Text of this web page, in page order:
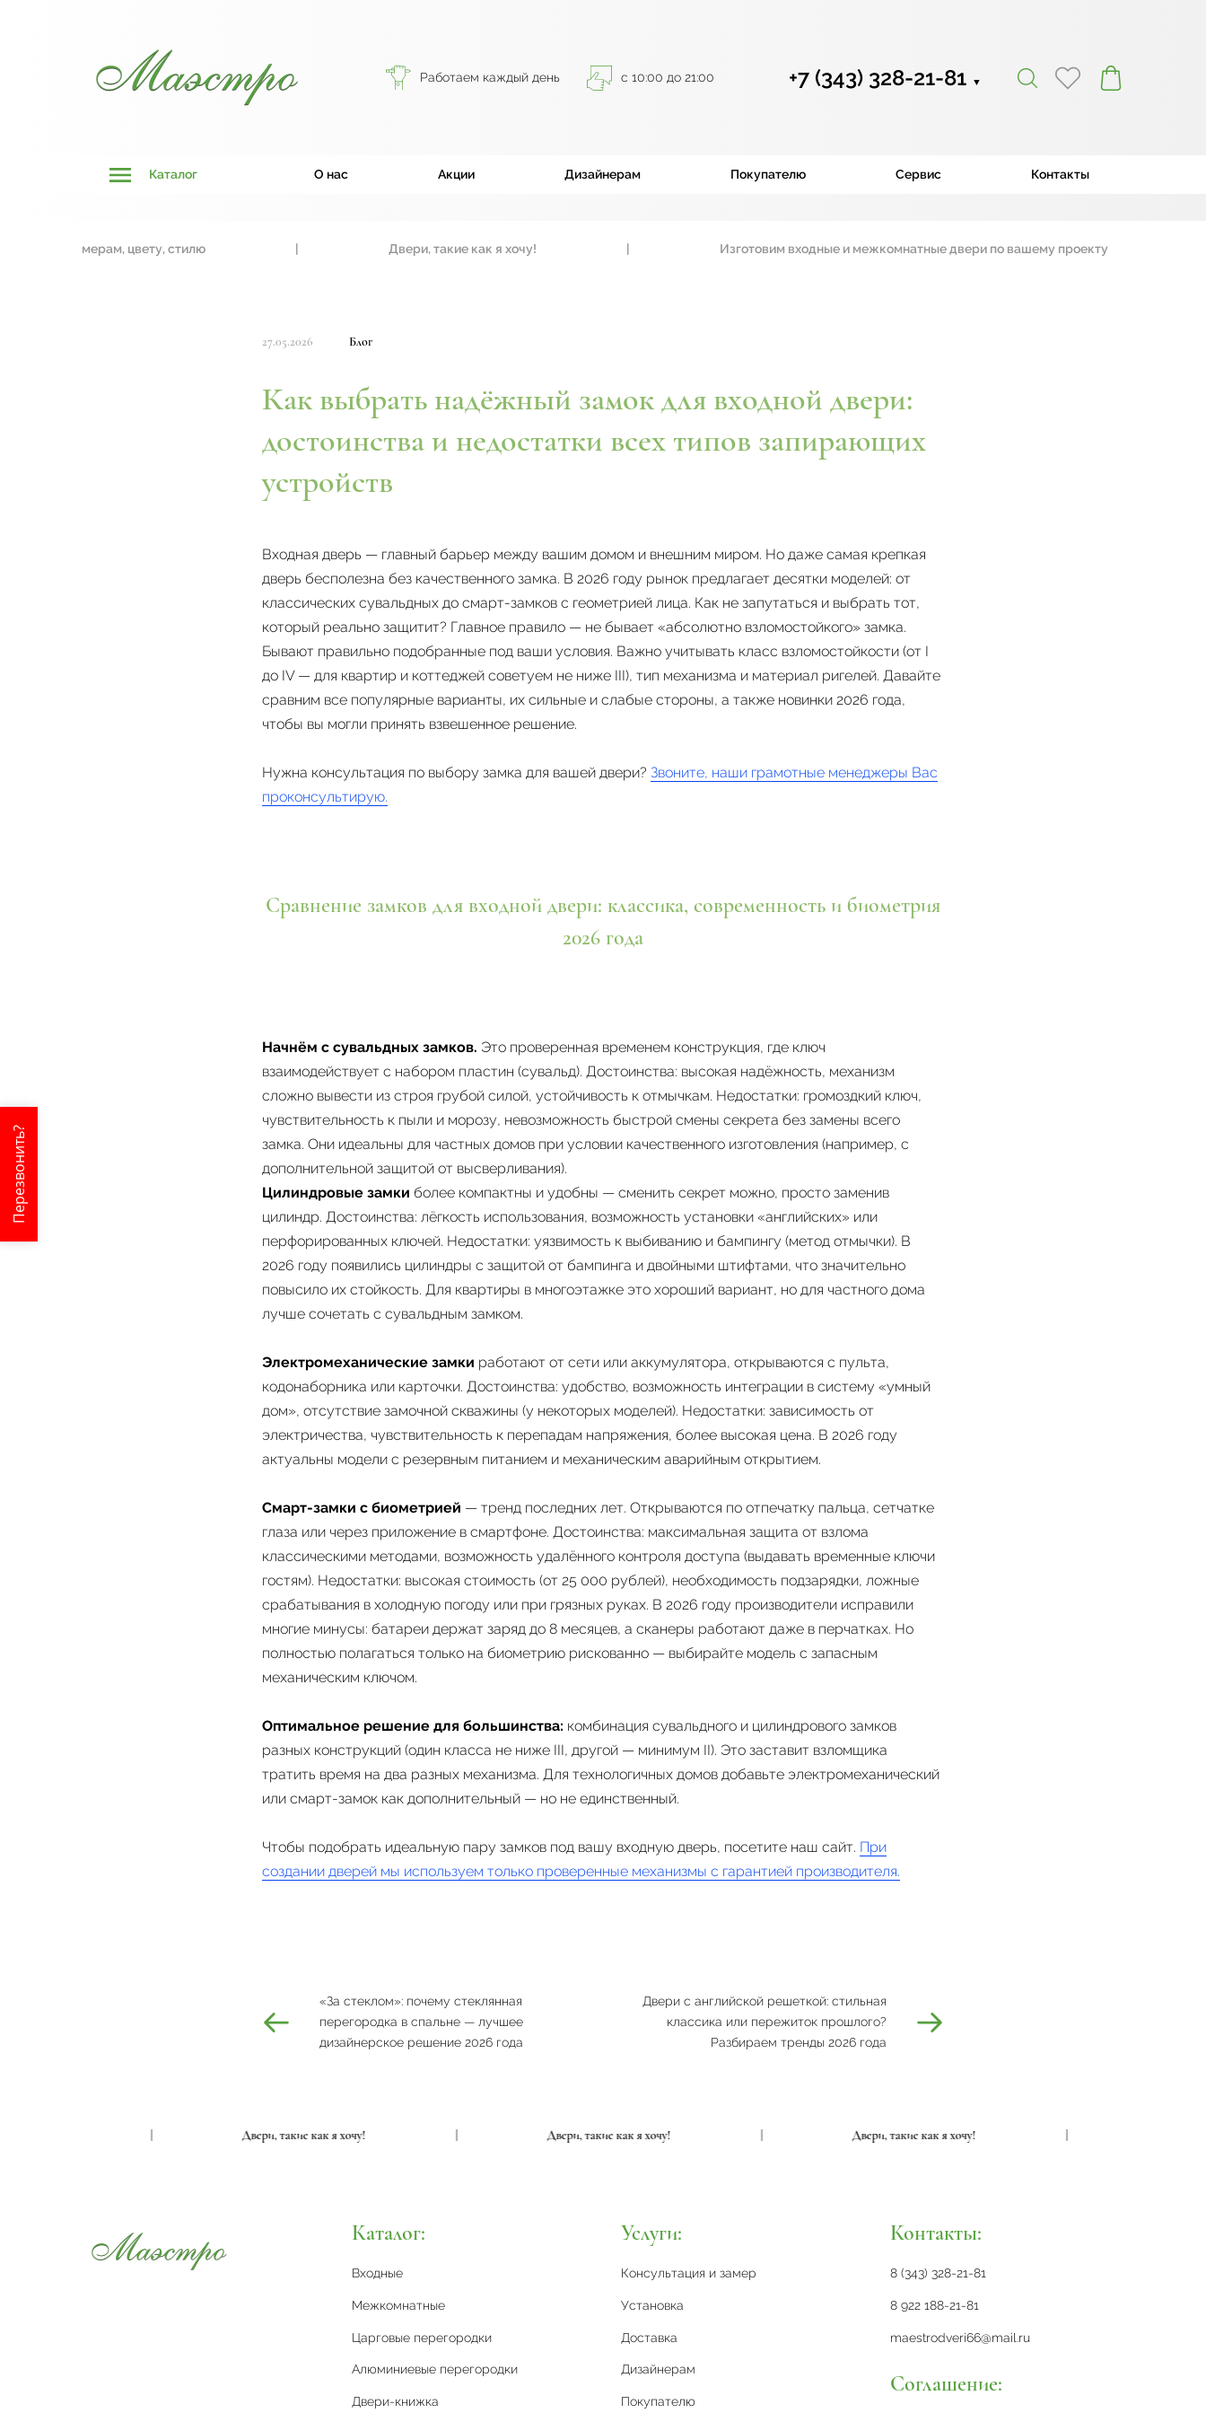
Работаем каждый день с 10:00 до 21:00 +7 (343) 328-21-81 ▼
Каталог О нас Акции Дизайнерам Покупателю Сервис Контакты
к размерам, цвету, стилю Двери, такие как я хочу! Изготовим входные и межкомнатные двери по вашему проекту
27.05.2026 Блог
Как выбрать надёжный замок для входной двери:
достоинства и недостатки всех типов запирающих
устройств
Входная дверь — главный барьер между вашим домом и внешним миром. Но даже самая крепкая
дверь бесполезна без качественного замка. В 2026 году рынок предлагает десятки моделей: от
классических сувальдных до смарт-замков с геометрией лица. Как не запутаться и выбрать тот,
который реально защитит? Главное правило — не бывает «абсолютно взломостойкого» замка.
Бывают правильно подобранные под ваши условия. Важно учитывать класс взломостойкости (от I
до IV — для квартир и коттеджей советуем не ниже III), тип механизма и материал ригелей. Давайте
сравним все популярные варианты, их сильные и слабые стороны, а также новинки 2026 года,
чтобы вы могли принять взвешенное решение.
Нужна консультация по выбору замка для вашей двери? Звоните, наши грамотные менеджеры Вас
проконсультирую.
Сравнение замков для входной двери: классика, современность и биометрия
2026 года
Начнём с сувальдных замков. Это проверенная временем конструкция, где ключ
взаимодействует с набором пластин (сувальд). Достоинства: высокая надёжность, механизм
сложно вывести из строя грубой силой, устойчивость к отмычкам. Недостатки: громоздкий ключ,
чувствительность к пыли и морозу, невозможность быстрой смены секрета без замены всего
замка. Они идеальны для частных домов при условии качественного изготовления (например, с
дополнительной защитой от высверливания).
Цилиндровые замки более компактны и удобны — сменить секрет можно, просто заменив
цилиндр. Достоинства: лёгкость использования, возможность установки «английских» или
перфорированных ключей. Недостатки: уязвимость к выбиванию и бампингу (метод отмычки). В
2026 году появились цилиндры с защитой от бампинга и двойными штифтами, что значительно
повысило их стойкость. Для квартиры в многоэтажке это хороший вариант, но для частного дома
лучше сочетать с сувальдным замком.
Электромеханические замки работают от сети или аккумулятора, открываются с пульта,
кодонаборника или карточки. Достоинства: удобство, возможность интеграции в систему «умный
дом», отсутствие замочной скважины (у некоторых моделей). Недостатки: зависимость от
электричества, чувствительность к перепадам напряжения, более высокая цена. В 2026 году
актуальны модели с резервным питанием и механическим аварийным открытием.
Смарт-замки с биометрией — тренд последних лет. Открываются по отпечатку пальца, сетчатке
глаза или через приложение в смартфоне. Достоинства: максимальная защита от взлома
классическими методами, возможность удалённого контроля доступа (выдавать временные ключи
гостям). Недостатки: высокая стоимость (от 25 000 рублей), необходимость подзарядки, ложные
срабатывания в холодную погоду или при грязных руках. В 2026 году производители исправили
многие минусы: батареи держат заряд до 8 месяцев, а сканеры работают даже в перчатках. Но
полностью полагаться только на биометрию рискованно — выбирайте модель с запасным
механическим ключом.
Оптимальное решение для большинства: комбинация сувальдного и цилиндрового замков
разных конструкций (один класса не ниже III, другой — минимум II). Это заставит взломщика
тратить время на два разных механизма. Для технологичных домов добавьте электромеханический
или смарт-замок как дополнительный — но не единственный.
Чтобы подобрать идеальную пару замков под вашу входную дверь, посетите наш сайт. При
создании дверей мы используем только проверенные механизмы с гарантией производителя.
«За стеклом»: почему стеклянная
перегородка в спальне — лучшее
дизайнерское решение 2026 года
Двери с английской решеткой: стильная
классика или пережиток прошлого?
Разбираем тренды 2026 года
Двери, такие как я хочу! Двери, такие как я хочу! Двери, такие как я хочу!
Каталог:
Входные
Межкомнатные
Царговые перегородки
Алюминиевые перегородки
Двери-книжка
Услуги:
Консультация и замер
Установка
Доставка
Дизайнерам
Покупателю
Контакты:
8 (343) 328-21-81
8 922 188-21-81
maestrodveri66@mail.ru
Соглашение:
Перезвонить?